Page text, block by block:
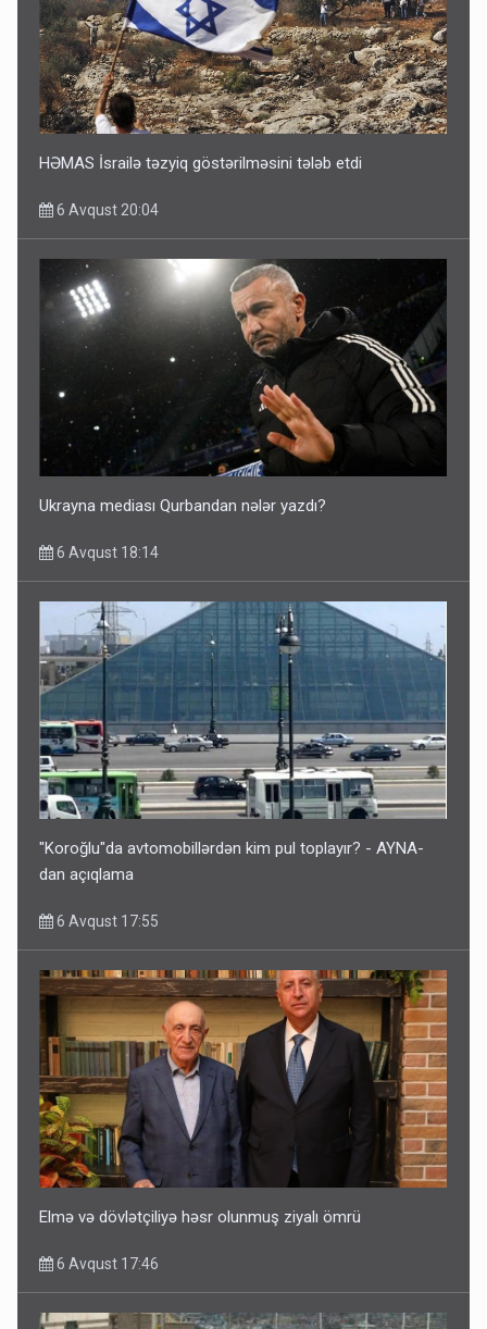
HƏMAS İsrailə təzyiq göstərilməsini tələb etdi
6 Avqust 20:04
Ukrayna mediası Qurbandan nələr yazdı?
6 Avqust 18:14
"Koroğlu"da avtomobillərdən kim pul toplayır? - AYNA-
dan açıqlama
6 Avqust 17:55
Elmə və dövlətçiliyə həsr olunmuş ziyalı ömrü
6 Avqust 17:46